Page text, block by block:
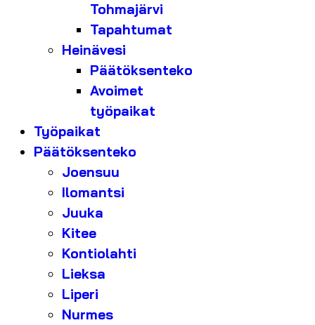
Tohmajärvi
Tapahtumat
Heinävesi
Päätöksenteko
Avoimet
työpaikat
Työpaikat
Päätöksenteko
Joensuu
Ilomantsi
Juuka
Kitee
Kontiolahti
Lieksa
Liperi
Nurmes